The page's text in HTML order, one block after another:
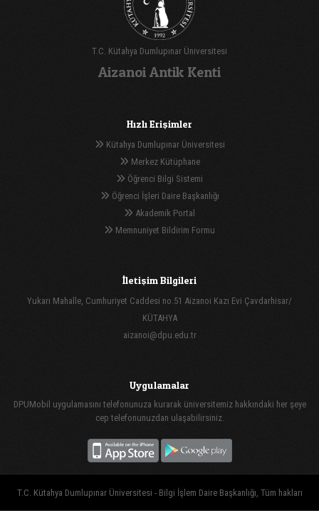
T.C. Kütahya Dumlupınar Üniversitesi
Aizanoi Antik Kenti
Hızlı Erişimler
Kütahya Dumlupınar Üniversitesi
Merkez Kütüphane
Öğrenci Bilgi Sistemi
Öğrenci İşleri Daire Başkanlığı
Akademik Portal
Memnuniyet Bildirim Formu
İletişim Bilgileri
Yukarı Mahalle, Cumhuriyet Caddesi no.51 Aizanoi Kazı Evi Çavdarhisar/
KÜTAHYA
aizanoi@dpu.edu.tr
Uygulamalar
DPUMobil uygulamasını telefonunuza kurarak üniversitemiz hakkındaki her şeye
cep telefonunuzdan ulaşabilirsiniz.
T.C. Kütahya Dumlupınar Üniversitesi - Bilgi İşlem Daire Başkanlığı, Tüm hakları